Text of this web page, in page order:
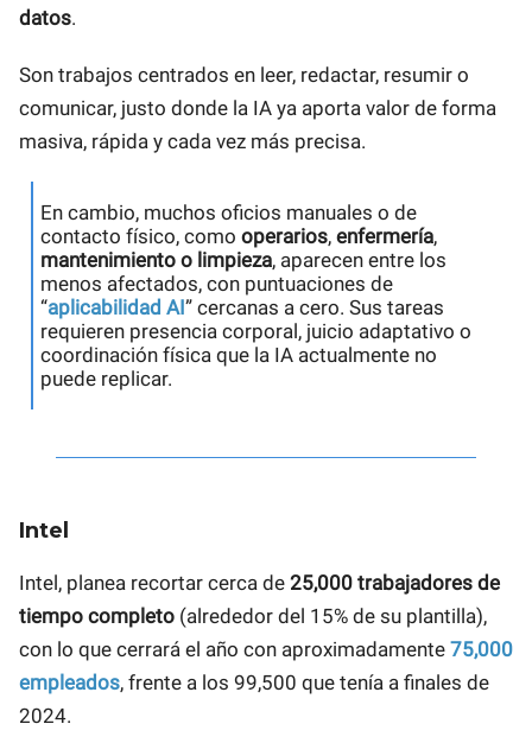
datos.
Son trabajos centrados en leer, redactar, resumir o
comunicar, justo donde la IA ya aporta valor de forma
masiva, rápida y cada vez más precisa.
En cambio, muchos oficios manuales o de
contacto físico, como operarios, enfermería,
mantenimiento o limpieza, aparecen entre los
menos afectados, con puntuaciones de
“aplicabilidad AI” cercanas a cero. Sus tareas
requieren presencia corporal, juicio adaptativo o
coordinación física que la IA actualmente no
puede replicar.
Intel
Intel, planea recortar cerca de 25,000 trabajadores de
tiempo completo (alrededor del 15% de su plantilla),
con lo que cerrará el año con aproximadamente 75,000
empleados, frente a los 99,500 que tenía a finales de
2024.